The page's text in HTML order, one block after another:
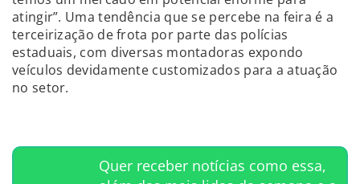
atingir”. Uma tendência que se percebe na feira é a
terceirização de frota por parte das polícias
estaduais, com diversas montadoras expondo
veículos devidamente customizados para a atuação
no setor.
Quer receber notícias como essa,